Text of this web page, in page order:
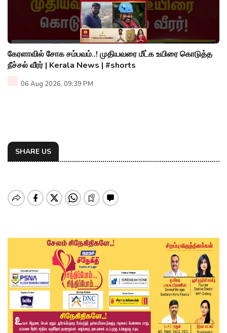
கேரளாவில் சோக சம்பவம்..! முதியவரை மீட்க உயிரை கொடுத்த
நீச்சல் வீரர் | Kerala News | #shorts
06 Aug 2026, 09:39 PM
SHARE US